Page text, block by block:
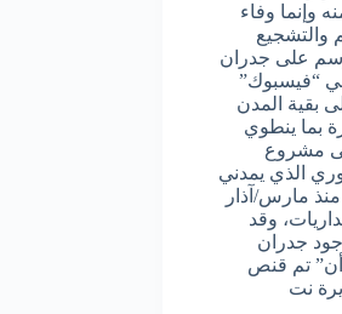
وإنما وفاء
والتشجيع
على جدران
“فيسبوك”
بقية المدن
بما ينطوي
مشروع
الذي يمدني
مارس/آذار
وقد
جدران
أن” تم قنص